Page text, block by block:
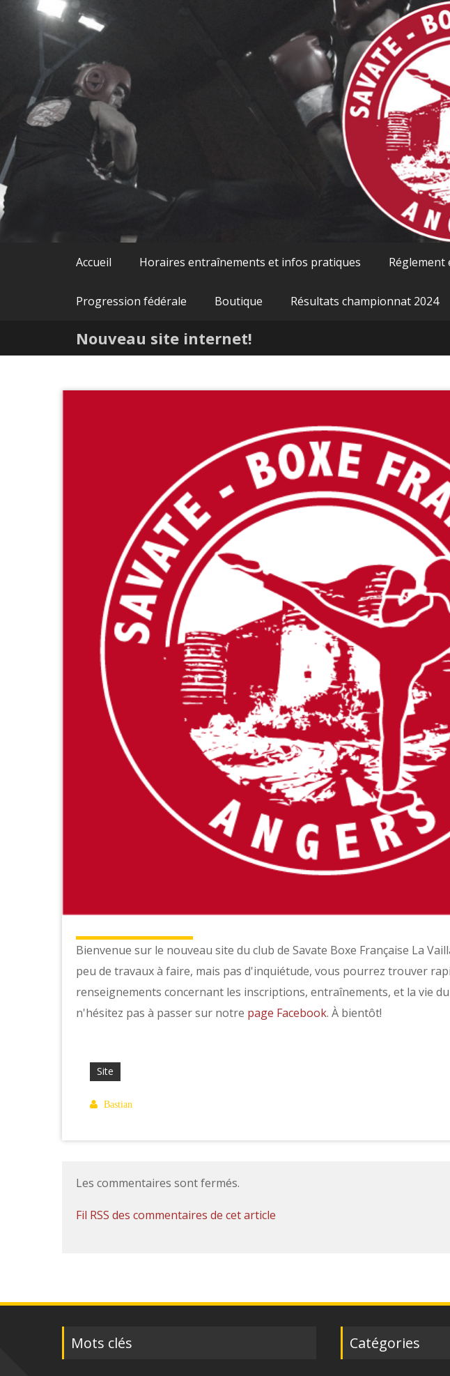
Accueil Horaires entraînements et infos pratiques
Progression fédérale Boutique Résultats championnat 2024
Nouveau site internet!
Bienvenue sur le nouveau site du club de Savate Boxe Française La
peu de travaux à faire, mais pas d'inquiétude, vous pourrez trouver
renseignements concernant les inscriptions, entraînements, et la vie
n'hésitez pas à passer sur notre page Facebook. À bientôt!
Site
Bastian
Les commentaires sont fermés.
Fil RSS des commentaires de cet article
Mots clés Catégories